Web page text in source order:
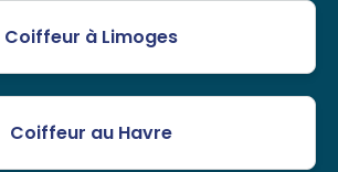
Coiffeur à Limoges
Coiffeur au Havre